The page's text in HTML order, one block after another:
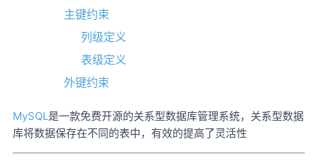
主键约束
列级定义
表级定义
外键约束
MySQL是一款免费开源的关系型数据库管理系统，关系型数据
库将数据保存在不同的表中，有效的提高了灵活性